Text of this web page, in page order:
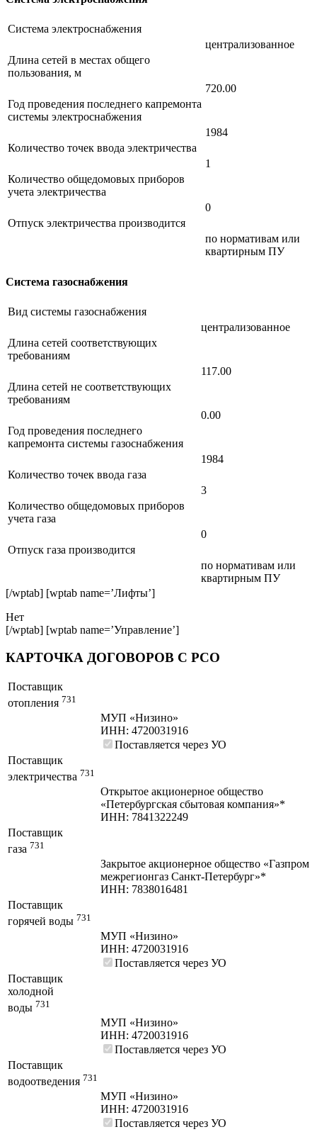
Система электроснабжения
централизованное
Длина сетей в местах общего
пользования, м
720.00
Год проведения последнего капремонта
системы электроснабжения
1984
Количество точек ввода электричества
1
Количество общедомовых приборов
учета электричества
0
Отпуск электричества производится
по нормативам или
квартирным ПУ
Система газоснабжения
Вид системы газоснабжения
централизованное
Длина сетей соответствующих
требованиям
117.00
Длина сетей не соответствующих
требованиям
0.00
Год проведения последнего
капремонта системы газоснабжения
1984
Количество точек ввода газа
3
Количество общедомовых приборов
учета газа
0
Отпуск газа производится
по нормативам или
квартирным ПУ
[/wptab] [wptab name=’Лифты’]
Нет
[/wptab] [wptab name=’Управление’]
КАРТОЧКА ДОГОВОРОВ С РСО
Поставщик
отопления 731
МУП «Низино»
ИНН: 4720031916
Поставляется через УО
Поставщик
электричества 731
Открытое акционерное общество
«Петербургская сбытовая компания»*
ИНН: 7841322249
Поставщик
газа 731
Закрытое акционерное общество «Газпром
межрегионгаз Санкт-Петербург»*
ИНН: 7838016481
Поставщик
горячей воды 731
МУП «Низино»
ИНН: 4720031916
Поставляется через УО
Поставщик
холодной
воды 731
МУП «Низино»
ИНН: 4720031916
Поставляется через УО
Поставщик
водоотведения 731
МУП «Низино»
ИНН: 4720031916
Поставляется через УО